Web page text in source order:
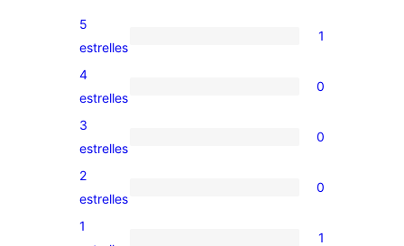
1
valoració
de
5
estrelles
1
0
valoracions
de
4
estrelles
0
0
valoracions
de
3
estrelles
0
0
valoracions
2
estrelles
0
1
1